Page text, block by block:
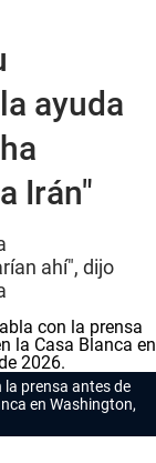
ayuda
Irán"
ahí", dijo
la prensa antes de
en Washington,